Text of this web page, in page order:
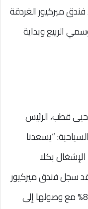
ميركيور الغردقة
الربيع وبداية
قطب، الرئيس
“يسعدنا
بكلا
سجل فندق ميركيور
الغردقة نسب إشغال ضمن نطاق الـ80% مع وصولها إلى